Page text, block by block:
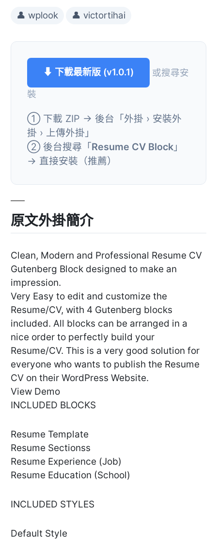
👤 wplook 👤 victortihai
⬇ 下載最新版 (v1.0.1)
或搜尋安
裝
① 下載 ZIP → 後台「外掛 › 安裝外
掛 › 上傳外掛」
② 後台搜尋「Resume CV Block 」
→ 直接安裝（推薦）
原文外掛簡介
Clean, Modern and Professional Resume CV
Gutenberg Block designed to make an
impression.
Very Easy to edit and customize the
Resume/CV, with 4 Gutenberg blocks
included. All blocks can be arranged in a
nice order to perfectly build your
Resume/CV. This is a very good solution for
everyone who wants to publish the Resume
CV on their WordPress Website.
View Demo
INCLUDED BLOCKS
Resume Template
Resume Sectionss
Resume Experience (Job)
Resume Education (School)
INCLUDED STYLES
Default Style